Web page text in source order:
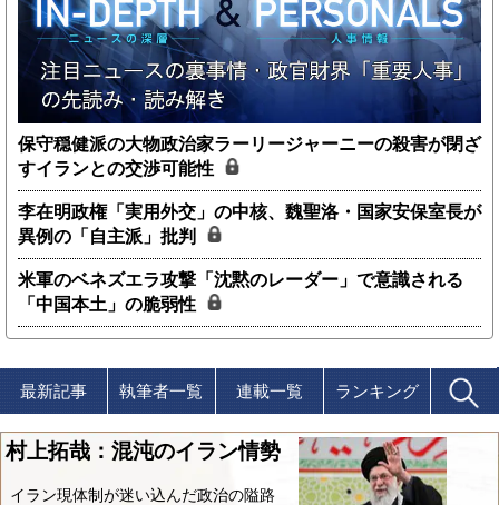
保守穏健派の大物政治家ラーリージャーニーの殺害が閉ざ
すイランとの交渉可能性
李在明政権「実用外交」の中核、魏聖洛・国家安保室長が
異例の「自主派」批判
米軍のベネズエラ攻撃「沈黙のレーダー」で意識される
「中国本土」の脆弱性
最新記事 執筆者一覧 連載一覧 ランキング
村上拓哉：混沌のイラン情勢
イラン現体制が迷い込んだ政治の隘路